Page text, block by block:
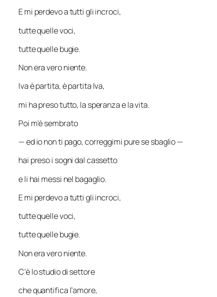
E mi perdevo a tutti gli incroci,
tutte quelle voci,
tutte quelle bugie.
Non era vero niente.
Iva è partita, è partita Iva,
mi ha preso tutto, la speranza e la vita.
Poi m’è sembrato
— ed io non ti pago, correggimi pure se sbaglio —
hai preso i sogni dal cassetto
e li hai messi nel bagaglio.
E mi perdevo a tutti gli incroci,
tutte quelle voci,
tutte quelle bugie.
Non era vero niente.
C’è lo studio di settore
che quantifica l’amore,